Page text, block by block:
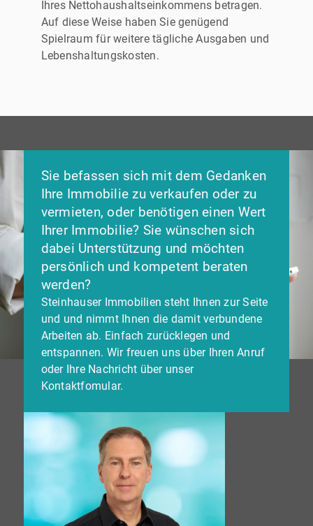
Ihres Nettohaushaltseinkommens betragen.
Auf diese Weise haben Sie genügend
Spielraum für weitere tägliche Ausgaben und
Lebenshaltungskosten.
Sie befassen sich mit dem Gedanken
Ihre Immobilie zu verkaufen oder zu
vermieten, oder benötigen einen Wert
Ihrer Immobilie? Sie wünschen sich
dabei Unterstützung und möchten
persönlich und kompetent beraten
werden?
Steinhauser Immobilien steht Ihnen zur Seite
und und nimmt Ihnen die damit verbundene
Arbeiten ab. Einfach zurücklegen und
entspannen. Wir freuen uns über Ihren Anruf
oder Ihre Nachricht über unser
Kontaktfomular.